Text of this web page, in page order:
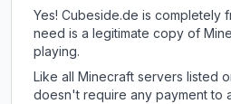
Yes! Cubeside.de is completely
need is a legitimate copy of
playing.
Like all Minecraft servers listed
doesn't require any payment to